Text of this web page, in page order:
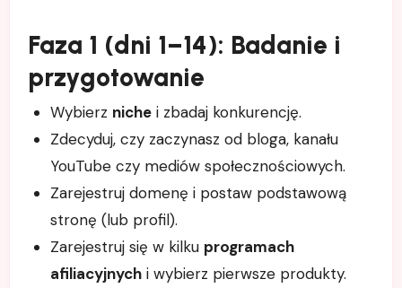
Faza 1 (dni 1–14): Badanie i
przygotowanie
Wybierz niche i zbadaj konkurencję.
Zdecyduj, czy zaczynasz od bloga, kanału
YouTube czy mediów społecznościowych.
Zarejestruj domenę i postaw podstawową
stronę (lub profil).
Zarejestruj się w kilku programach
afiliacyjnych i wybierz pierwsze produkty.